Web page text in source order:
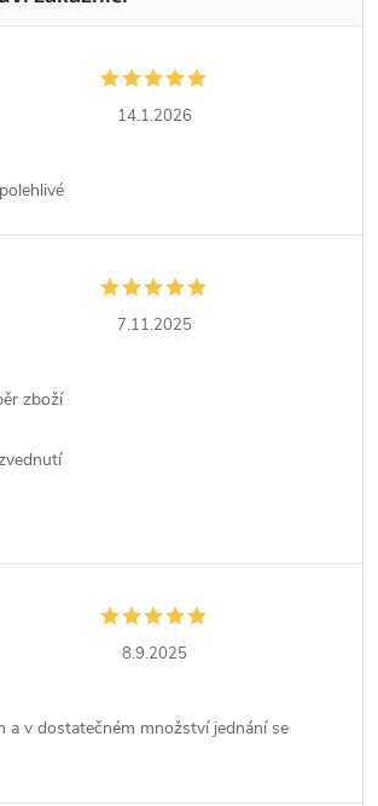
14.1.2026
7.11.2025
zboží
8.9.2025
a v dostatečném množství jednání se